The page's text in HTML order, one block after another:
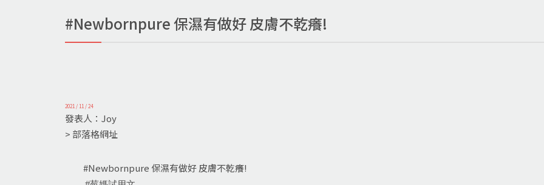
#Newbornpure 保濕有做好 皮膚不乾癢!
2021 / 11 / 24
發表人：Joy
> 部落格網址
#Newbornpure 保濕有做好 皮膚不乾癢!